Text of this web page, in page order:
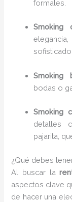
formales.
Smoking
Smoking
bodas o
Smoking
detalles
pajarita,
¿Qué debes
Al buscar la
aspectos clave
de hacer una